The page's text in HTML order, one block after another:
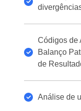
Códigos de
Balanço
de
Análise de